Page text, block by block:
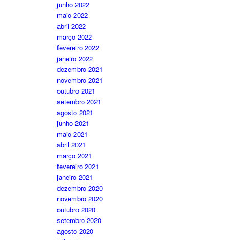
junho 2022
maio 2022
abril 2022
março 2022
fevereiro 2022
janeiro 2022
dezembro 2021
novembro 2021
outubro 2021
setembro 2021
agosto 2021
junho 2021
maio 2021
abril 2021
março 2021
fevereiro 2021
janeiro 2021
dezembro 2020
novembro 2020
outubro 2020
setembro 2020
agosto 2020